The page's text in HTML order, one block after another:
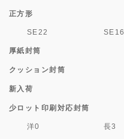
正方形
SE22 SE16
厚紙封筒
クッション封筒
新入荷
少ロット印刷対応封筒
洋0 長3